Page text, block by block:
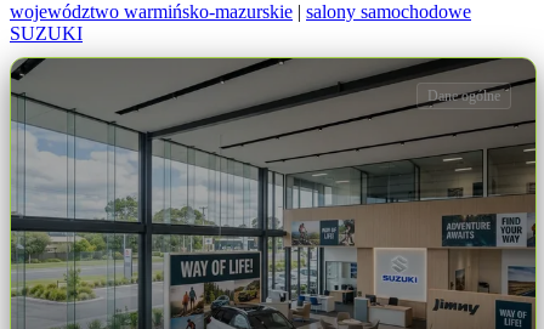
województwo warmińsko-mazurskie | salony samochodowe
SUZUKI
Dane ogólne